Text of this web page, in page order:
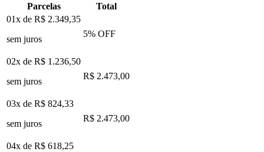
Parcelas
Total
01x de R$ 2.349,35
sem juros
5% OFF
02x de R$ 1.236,50
sem juros
R$ 2.473,00
03x de R$ 824,33
sem juros
R$ 2.473,00
04x de R$ 618,25